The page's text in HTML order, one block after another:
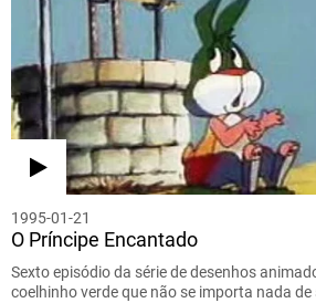
1995-01-21
O Príncipe Encantado
Sexto episódio da série de desenhos
coelhinho verde que não se importa nada